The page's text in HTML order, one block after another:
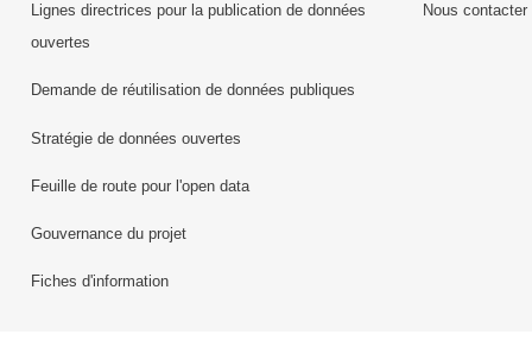
Lignes directrices pour la publication de données
ouvertes
Demande de réutilisation de données publiques
Stratégie de données ouvertes
Feuille de route pour l'open data
Gouvernance du projet
Fiches d'information
Nous contacter